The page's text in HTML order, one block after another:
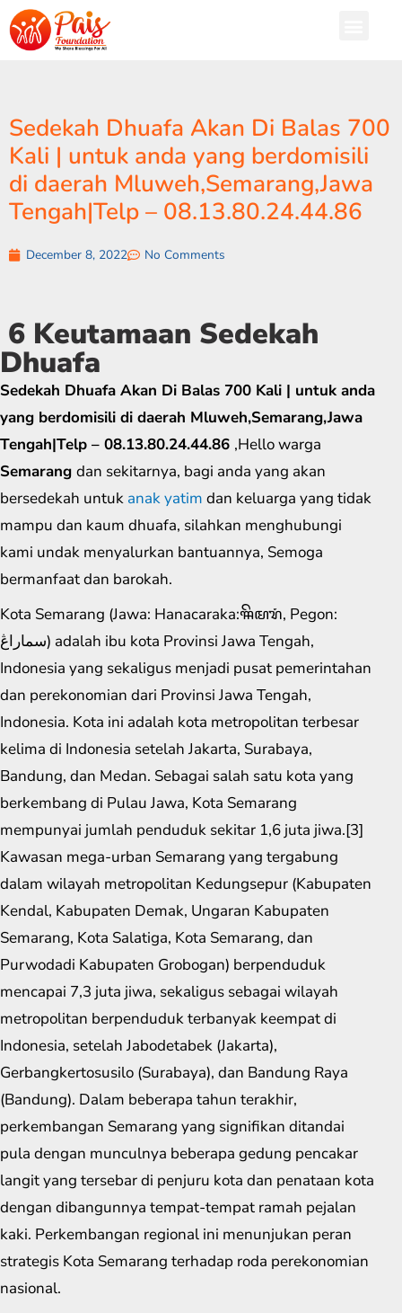
Sedekah Dhuafa Akan Di Balas 700
Kali | untuk anda yang berdomisili
di daerah Mluweh,Semarang,Jawa
Tengah|Telp – 08.13.80.24.44.86
December 8, 2022 No Comments
6 Keutamaan Sedekah
Dhuafa
Sedekah Dhuafa Akan Di Balas 700 Kali | untuk anda
yang berdomisili di daerah Mluweh,Semarang,Jawa
Tengah|Telp – 08.13.80.24.44.86 ,Hello warga
Semarang dan sekitarnya, bagi anda yang akan
bersedekah untuk anak yatim dan keluarga yang tidak
mampu dan kaum dhuafa, silahkan menghubungi
kami undak menyalurkan bantuannya, Semoga
bermanfaat dan barokah.
Kota Semarang (Jawa: Hanacaraka:ꦯꦼꦩꦫꦁ​, Pegon:
سماراڠ) adalah ibu kota Provinsi Jawa Tengah,
Indonesia yang sekaligus menjadi pusat pemerintahan
dan perekonomian dari Provinsi Jawa Tengah,
Indonesia. Kota ini adalah kota metropolitan terbesar
kelima di Indonesia setelah Jakarta, Surabaya,
Bandung, dan Medan. Sebagai salah satu kota yang
berkembang di Pulau Jawa, Kota Semarang
mempunyai jumlah penduduk sekitar 1,6 juta jiwa.[3]
Kawasan mega-urban Semarang yang tergabung
dalam wilayah metropolitan Kedungsepur (Kabupaten
Kendal, Kabupaten Demak, Ungaran Kabupaten
Semarang, Kota Salatiga, Kota Semarang, dan
Purwodadi Kabupaten Grobogan) berpenduduk
mencapai 7,3 juta jiwa, sekaligus sebagai wilayah
metropolitan berpenduduk terbanyak keempat di
Indonesia, setelah Jabodetabek (Jakarta),
Gerbangkertosusilo (Surabaya), dan Bandung Raya
(Bandung). Dalam beberapa tahun terakhir,
perkembangan Semarang yang signifikan ditandai
pula dengan munculnya beberapa gedung pencakar
langit yang tersebar di penjuru kota dan penataan kota
dengan dibangunnya tempat-tempat ramah pejalan
kaki. Perkembangan regional ini menunjukan peran
strategis Kota Semarang terhadap roda perekonomian
nasional.